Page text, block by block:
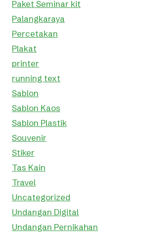
Paket Seminar kit
Palangkaraya
Percetakan
Plakat
printer
running text
Sablon
Sablon Kaos
Sablon Plastik
Souvenir
Stiker
Tas Kain
Travel
Uncategorized
Undangan Digital
Undangan Pernikahan